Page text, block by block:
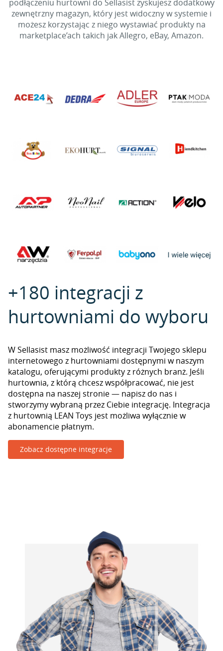
podłączeniu hurtowni do Sellasist zyskujesz dodatkowy
zewnętrzny magazyn, który jest widoczny w systemie i
możesz korzystając z niego wystawiać produkty na
marketplace’ach takich jak Allegro, eBay, Amazon.
+180 integracji z
hurtowniami do wyboru
W Sellasist masz możliwość integracji Twojego sklepu
internetowego z hurtowniami dostępnymi w naszym
katalogu, oferującymi produkty z różnych branż. Jeśli
hurtownia, z którą chcesz współpracować, nie jest
dostępna na naszej stronie — napisz do nas i
stworzymy wybraną przez Ciebie integrację. Integracja
z hurtownią LEAN Toys jest możliwa wyłącznie w
abonamencie płatnym.
Zobacz dostępne integracje